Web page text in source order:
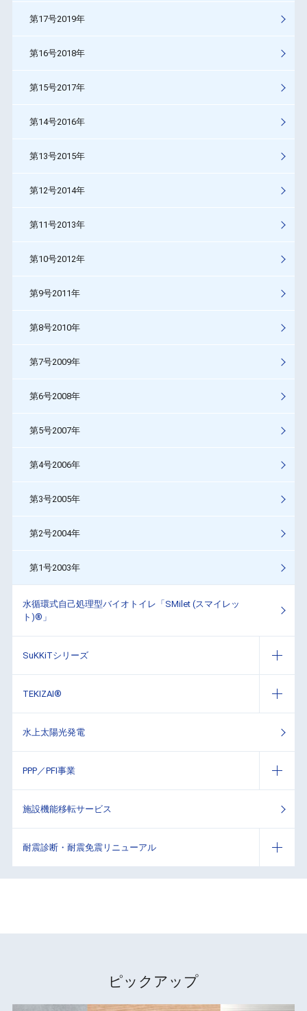
第17号2019年
第16号2018年
第15号2017年
第14号2016年
第13号2015年
第12号2014年
第11号2013年
第10号2012年
第9号2011年
第8号2010年
第7号2009年
第6号2008年
第5号2007年
第4号2006年
第3号2005年
第2号2004年
第1号2003年
水循環式自己処理型バイオトイレ「SMilet (スマイレッ
ト)®」
SuKKiTシリーズ
TEKIZAI®
水上太陽光発電
PPP／PFI事業
施設機能移転サービス
耐震診断・耐震免震リニューアル
ピックアップ